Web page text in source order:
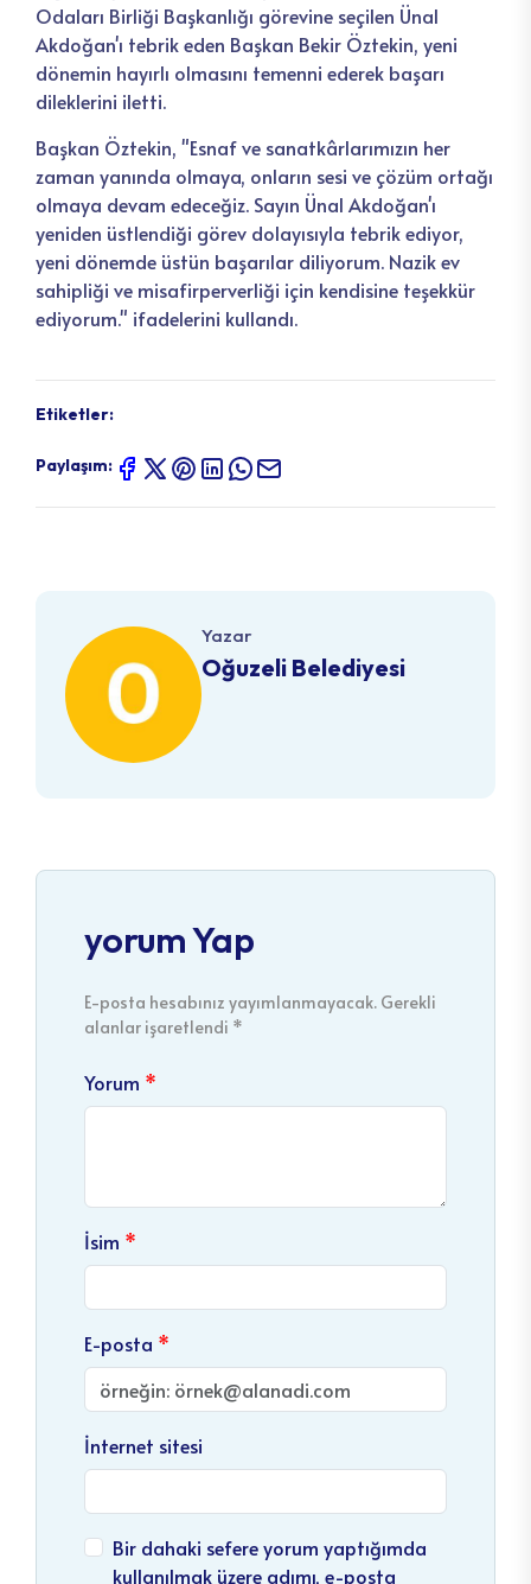
Odaları Birliği Başkanlığı görevine seçilen Ünal
Akdoğan'ı tebrik eden Başkan Bekir Öztekin, yeni
dönemin hayırlı olmasını temenni ederek başarı
dileklerini iletti.
Başkan Öztekin, "Esnaf ve sanatkârlarımızın her
zaman yanında olmaya, onların sesi ve çözüm ortağı
olmaya devam edeceğiz. Sayın Ünal Akdoğan'ı
yeniden üstlendiği görev dolayısıyla tebrik ediyor,
yeni dönemde üstün başarılar diliyorum. Nazik ev
sahipliği ve misafirperverliği için kendisine teşekkür
ediyorum." ifadelerini kullandı.
Etiketler:
Paylaşım:
Yazar
Oğuzeli Belediyesi
yorum Yap
E-posta hesabınız yayımlanmayacak. Gerekli
alanlar işaretlendi *
Yorum
İsim
E-posta
İnternet sitesi
Bir dahaki sefere yorum yaptığımda
kullanılmak üzere adımı, e-posta